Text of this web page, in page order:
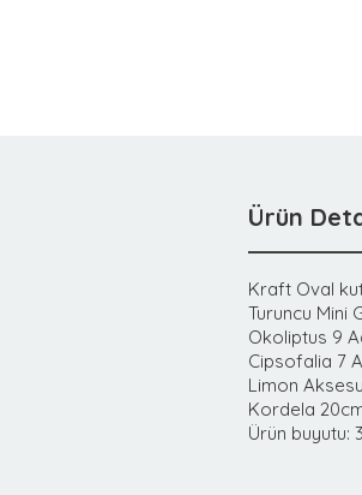
Ürün
Kraft Oval
Turuncu Mini
Okoliptus 9
Cipsofalia 7
Limon
Kordela
Ürün buyutu: